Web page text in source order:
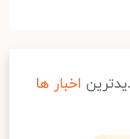
اخبار ها